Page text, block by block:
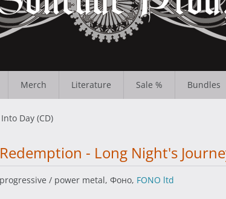
Merch Literature Sale % Bundles
Day (CD)
Redemption - Long Night's
progressive / power metal, Фоно, FONO ltd